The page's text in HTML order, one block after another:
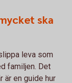
ska
leva som
familjen. Det
är en guide hur